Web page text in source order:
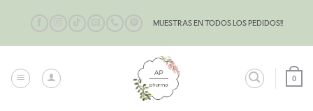
contenido
MUESTRAS EN TODOS LOS PEDIDOS!!
0